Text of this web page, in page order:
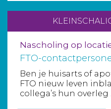
Nascholing op
FTO-
Ben je huisarts of
FTO nieuw leven
collega’s hun overleg